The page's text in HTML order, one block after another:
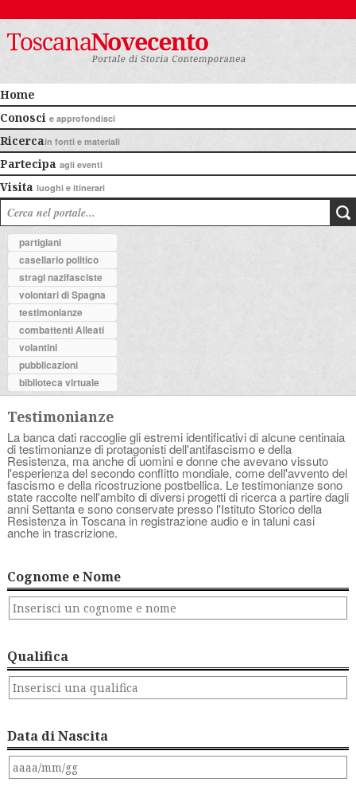
Home
Conosci e approfondisci
Ricercain fonti e materiali
Partecipa agli eventi
Visita luoghi e itinerari
partigiani
casellario politico
stragi nazifasciste
volontari di Spagna
testimonianze
combattenti Alleati
volantini
pubblicazioni
biblioteca virtuale
Testimonianze
La banca dati raccoglie gli estremi identificativi di alcune centinaia
di testimonianze di protagonisti dell'antifascismo e della
Resistenza, ma anche di uomini e donne che avevano vissuto
l'esperienza del secondo conflitto mondiale, come dell'avvento del
fascismo e della ricostruzione postbellica. Le testimonianze sono
state raccolte nell'ambito di diversi progetti di ricerca a partire dagli
anni Settanta e sono conservate presso l'Istituto Storico della
Resistenza in Toscana in registrazione audio e in taluni casi
anche in trascrizione.
Cognome e Nome
Qualifica
Data di Nascita